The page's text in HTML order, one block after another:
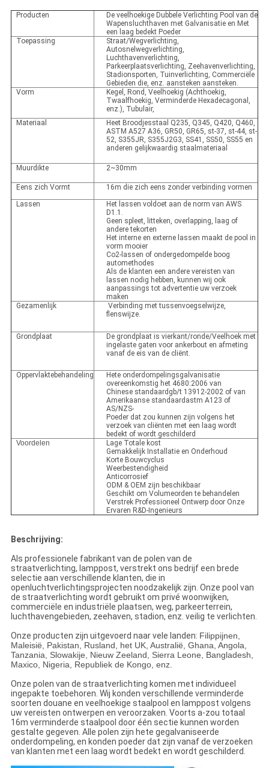
Producten
De veelhoekige Dubbele Verlichting Pool van de
Wapensluchthaven met Galvanisatie en Met
een laag bedekt Poeder
Toepassing
Straat/Wegverlichting,
Autosnelwegverlichting,
Luchthavenverlichting,
Parkeerplaatsverlichting, Zeehavenverlichting,
Stadionsporten, Tuinverlichting, Commerciële
Gebieden die, enz. aansteken aansteken.
Vorm
Kegel, Rond, Veelhoekig (Achthoekig,
Twaalfhoekig, Verminderde Hexadecagonal,
enz.), Tubulair,
Materiaal
Heet Broodjesstaal Q235, Q345, Q420, Q460,
ASTM A527 A36, GR50, GR65, st-37, st-44, st-
52, S355JR, S355J2G3, SS41, SS50, SS55 en
anderen gelijkwaardig staalmateriaal
Muurdikte 2~30mm
Eens zich Vormt
16m die zich eens zonder verbinding vormen
Lassen
Het lassen voldoet aan de norm van AWS
D1.1.
Geen spleet, litteken, overlapping, laag of
andere tekorten
Het interne en externe lassen maakt de pool in
vorm mooier
Co2-lassen of ondergedompelde boog
automethodes
Als de klanten een andere vereisten van
lassen nodig hebben, kunnen wij ook
aanpassings tot advertentie uw verzoek
maken
Gezamenlijk
Verbinding met tussenvoegselwijze,
flenswijze.
Grondplaat
De grondplaat is vierkant/ronde/Veelhoek met
ingelaste gaten voor ankerbout en afmeting
vanaf de eis van de cliënt.
Oppervlaktebehandeling
Hete onderdompelingsgalvanisatie
overeenkomstig het 4680:2006 van
Chinese standaardgb/t 13912-2002 of van
Amerikaanse standaardastm A123 of
AS/NZS-
Poeder dat zou kunnen zijn volgens het
verzoek van cliënten met een laag wordt
bedekt of wordt geschilderd
Voordelen
Lage Totale kost
Gemakkelijk Installatie en Onderhoud
Korte Bouwcyclus
Weerbestendigheid
Anticorrosief
ODM & OEM zijn beschikbaar
Geschikt om Volumeorden te behandelen
Verstrek Professioneel Ontwerp door Onze
Ervaren R&D-Ingenieurs
Beschrijving:
Als professionele fabrikant van de polen van de
straatverlichting, lamppost, verstrekt ons bedrijf een brede
selectie aan verschillende klanten, die in
openluchtverlichtingsprojecten noodzakelijk zijn. Onze pool van
de straatverlichting wordt gebruikt om privé woonwijken,
commerciële en industriële plaatsen, weg, parkeerterrein,
luchthavengebieden, zeehaven, stadion, enz. veilig te verlichten.
Onze producten zijn uitgevoerd naar vele landen: Filippijnen,
Maleisië, Pakistan, Rusland, het UK, Australië, Ghana, Angola,
Tanzania, Slowakije, Nieuw Zeeland, Sierra Leone, Bangladesh,
Maxico, Nigeria, Republiek de Kongo, enz.
Onze polen van de straatverlichting komen met individueel
ingepakte toebehoren. Wij konden verschillende verminderde
soorten douane en veelhoekige staalpool en lamppost volgens
uw vereisten ontwerpen en veroorzaken. Voorts a-zou totaal
16m verminderde staalpool door één sectie kunnen worden
gestalte gegeven. Alle polen zijn hete gegalvaniseerde
onderdompeling, en konden poeder dat zijn vanaf de verzoeken
van klanten met een laag wordt bedekt en wordt geschilderd.